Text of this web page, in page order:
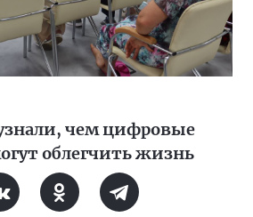
чем цифровые
облегчить жизнь